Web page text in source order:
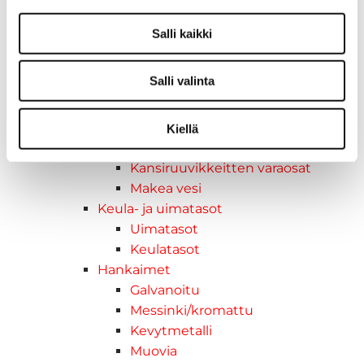
Salli kaikki
Salli valinta
Kiellä
ruuvit
Kansiruuvikkeet
Jätevesi
Kansiruuvikkeiden varaosat
Muoviseokset
Polttoaine
Kansiruuvikkeitten varaosat
Makea vesi
Keula- ja uimatasot
Uimatasot
Keulatasot
Hankaimet
Galvanoitu
Messinki/kromattu
Kevytmetalli
Muovia